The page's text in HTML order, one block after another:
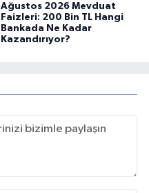
Ağustos 2026 Mevduat
Faizleri: 200 Bin TL Hangi
Bankada Ne Kadar
Kazandırıyor?